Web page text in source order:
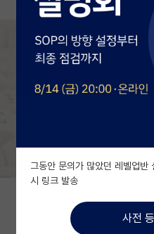
그동안 문의가 많았던 레벨업
시 링크 발송
사전